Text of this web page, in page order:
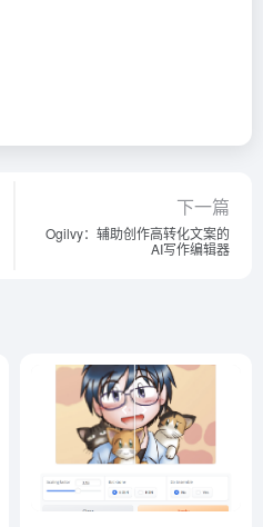
下一篇
Ogilvy：辅助创作高转化文案的
AI写作编辑器